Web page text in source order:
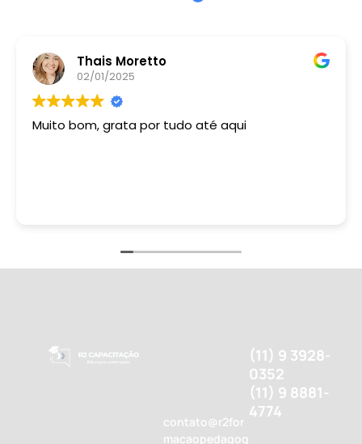
Thais Moretto
02/01/2025
Muito bom, grata por tudo até aqui
contato@r2for
macaopedagog
(11) 9 3928-
0352
(11) 9 8881-
4774